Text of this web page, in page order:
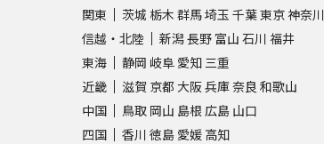
関東
茨城 栃木 群馬埼玉 千葉東京神奈川
信越・北陸
新潟長野 富山 石川 福井
東海
静岡 岐阜 愛知 三重
近畿
滋賀 京都 大阪兵庫奈良 和歌山
中国
鳥取 岡山 島根 広島 山口
四国
香川 徳島 愛媛 高知